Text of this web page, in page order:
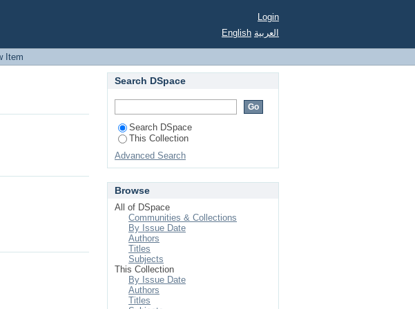
Login
English العربية
Item
Search DSpace
Search DSpace
This Collection
Advanced Search
Browse
All of DSpace
Communities & Collections
By Issue Date
Authors
Titles
Subjects
This Collection
By Issue Date
Authors
Titles